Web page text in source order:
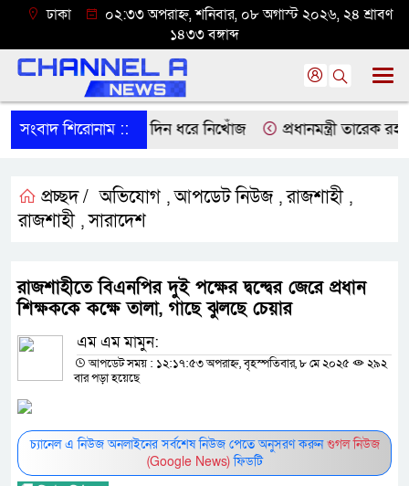
ঢাকা
০২:৩৩ অপরাহ্ন, শনিবার, ০৮ অগাস্ট ২০২৬, ২৪ শ্রাবণ
১৪৩৩ বঙ্গাব্দ
সংবাদ শিরোনাম ::
নজরুল ১৪ দিন ধরে নিখোঁজ প্রধানমন্ত্রী তারেক
প্রচ্ছদ / অভিযোগ ,আপডেট নিউজ ,রাজশাহী ,
রাজশাহী ,সারাদেশ
রাজশাহীতে বিএনপির দুই পক্ষের দ্বন্দ্বের জেরে প্রধান
শিক্ষককে কক্ষে তালা, গাছে ঝুলছে চেয়ার
এম এম মামুন:
আপডেট সময় : ১২:১৭:৫৩ অপরাহ্ন, বৃহস্পতিবার, ৮ মে ২০২৫
২৯২
বার পড়া হয়েছে
চ্যানেল এ নিউজ অনলাইনের সর্বশেষ নিউজ পেতে অনুসরণ করুনগুগল নিউজ
(Google News)ফিডটি